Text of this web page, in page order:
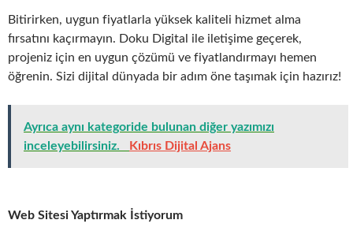
Bitirirken, uygun fiyatlarla yüksek kaliteli hizmet alma
fırsatını kaçırmayın. Doku Digital ile iletişime geçerek,
projeniz için en uygun çözümü ve fiyatlandırmayı hemen
öğrenin. Sizi dijital dünyada bir adım öne taşımak için hazırız!
Ayrıca aynı kategoride bulunan diğer yazımızı
inceleyebilirsiniz.
Kıbrıs Dijital Ajans
Web Sitesi Yaptırmak İstiyorum